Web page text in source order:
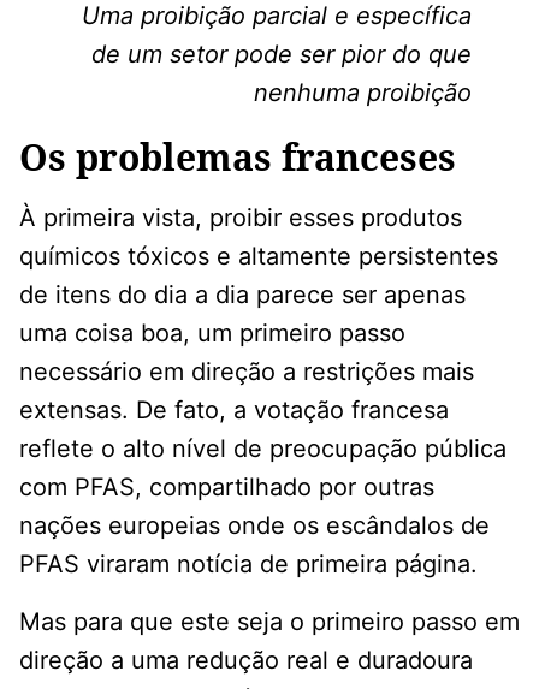
Uma proibição parcial e específica
de um setor pode ser pior do que
nenhuma proibição
Os problemas franceses
À primeira vista, proibir esses produtos
químicos tóxicos e altamente persistentes
de itens do dia a dia parece ser apenas
uma coisa boa, um primeiro passo
necessário em direção a restrições mais
extensas. De fato, a votação francesa
reflete o alto nível de preocupação pública
com PFAS, compartilhado por outras
nações europeias onde os escândalos de
PFAS viraram notícia de primeira página.
Mas para que este seja o primeiro passo em
direção a uma redução real e duradoura